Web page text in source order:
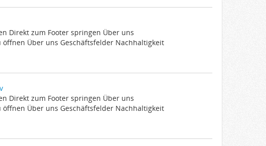
Direkt zum Footer springen Über uns
Über uns Geschäftsfelder Nachhaltigkeit
Direkt zum Footer springen Über uns
Über uns Geschäftsfelder Nachhaltigkeit